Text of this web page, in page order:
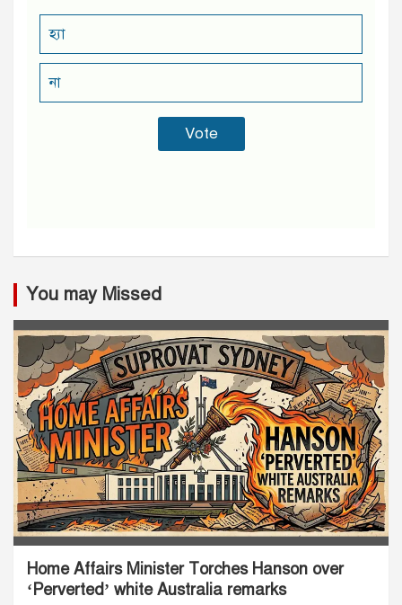
হ্যা
না
You may Missed
Home Affairs Minister Torches Hanson over
‘Perverted’ white Australia remarks